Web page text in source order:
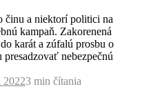
činu a niektorí politici na
kampaň. Zakorenená
karát a zúfalú prosbu o
presadzovať nebezpečnú
20223 min čítania